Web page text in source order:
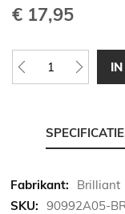
€ 17,95
Meer
informatie
Brilliant
90992A05-